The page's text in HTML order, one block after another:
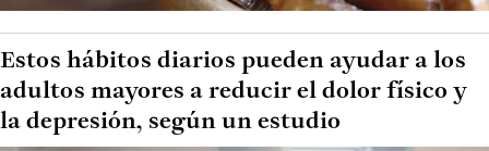
Estos hábitos diarios pueden ayudar a los
adultos mayores a reducir el dolor físico y
la depresión, según un estudio